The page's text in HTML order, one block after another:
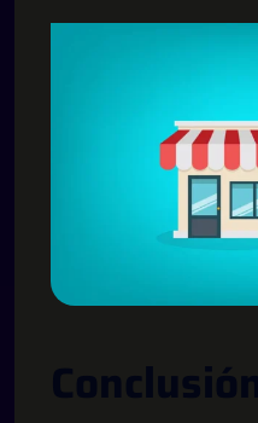
Conclusión